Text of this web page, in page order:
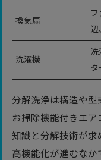
換気扇
フ
辺
洗濯機
洗
タ
分解洗浄は構造や型
お掃除機能付きエ
知識と分解技術が求
高機能化が進むな